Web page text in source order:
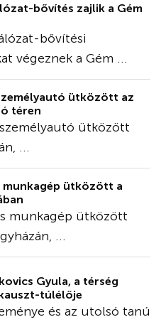
bővítés zajlik a Gém
bővítési
végeznek a Gém ...
ütközött az
téren
ütközött
...
munkagép ütközött a
munkagép ütközött
...
Gyula, a térség
túlélője
és az utolsó tanú